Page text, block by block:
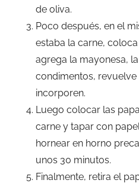
de oliva.
Poco después, en el
estaba la carne,
agrega la mayonesa,
condimentos, revuelve
incorporen.
Luego colocar las
carne y tapar con
hornear en horno
unos 30 minutos.
Finalmente, retira el